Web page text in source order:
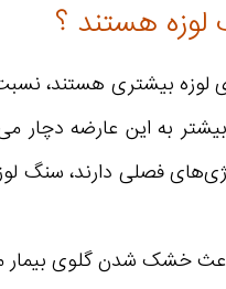
لوزه هستند ؟
لوزه بیشتری هستند،
به این عارضه
فصلی دارند، سنگ
خشک شدن گلوی بیمار